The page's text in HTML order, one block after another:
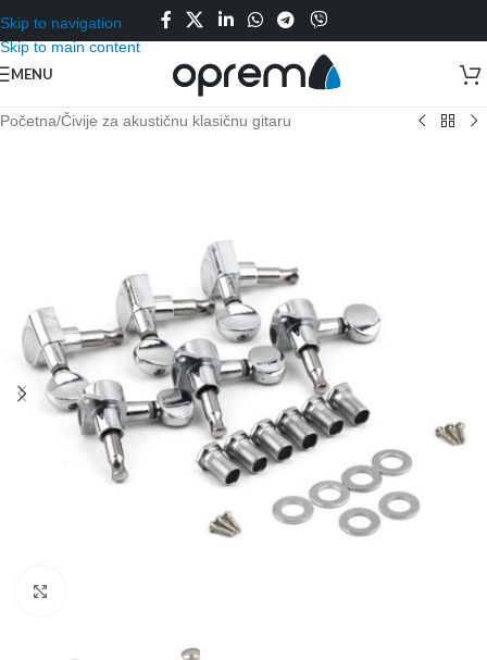
Skip to navigation
Skip to main content
MENU
Početna/Čivije za akustičnu klasičnu gitaru